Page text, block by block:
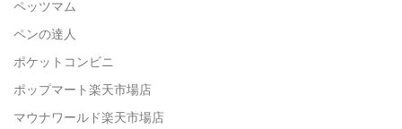
ペッツマム
ペンの達人
ポケットコンビニ
ポップマート楽天市場店
マウナワールド楽天市場店